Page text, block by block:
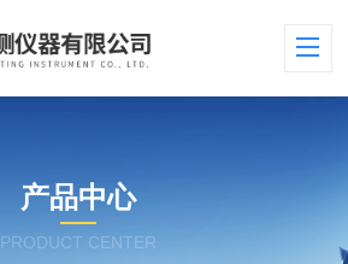
产品中心
PRODUCT CENTER